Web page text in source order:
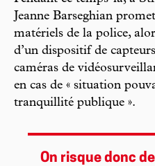
Jeanne Barseghian
matériels de la police,
d’un dispositif de
caméras de
en cas de « situation
tranquillité publique ».
On risque donc